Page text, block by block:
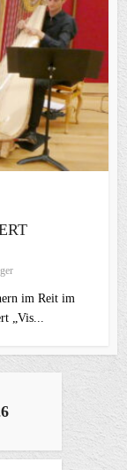
im Reit im
„Vis...